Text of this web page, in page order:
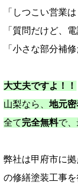
「しつこい営業
「質問だけど、
「小さな部分補
大丈夫ですよ！！
山梨なら、地元
全て完全無料で
弊社は甲府市に
の修繕塗装工事を